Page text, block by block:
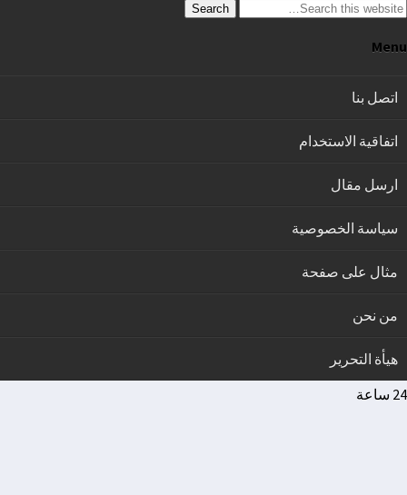
Search
Menu
اتصل بنا
اتفاقية الاستخدام
ارسل مقال
سياسة الخصوصية
مثال على صفحة
من نحن
هيأة التحرير
24 ساعة